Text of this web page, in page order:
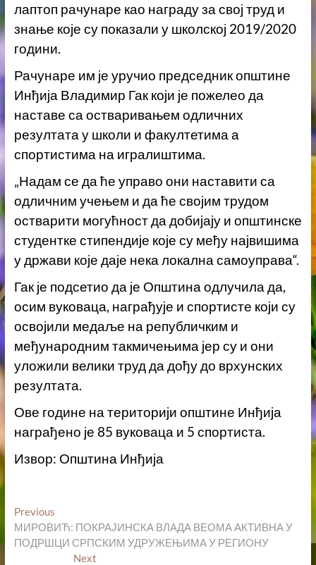
лаптоп рачунаре као награду за свој труд и
знање које су показали у школској 2019/2020
години.
Рачунаре им је уручио председник општине
Инђија Владимир Гак који је пожелео да
наставе са остваривањем одличних
резултата у школи и факултетима а
спортистима на игралиштима.
„Надам се да ће управо они наставити са
одличним учењем и да ће својим трудом
остварити могућност да добијају и општинске
студентке стипендије које су међу највишима
у држави које даје нека локална самоуправа“.
Гак је подсетио да је Општина одлучила да,
осим вуковаца, награђује и спортисте који су
освојили медаље на републичким и
међународним такмичењима јер су и они
уложили велики труд да дођу до врхунских
резултата.
Ове године на територији општине Инђија
награђено је 85 вуковаца и 5 спортиста.
Извор: Општина Инђија
Кретање
чланка
PreviousPrevious
post:
МИРОВИЋ: ПОКРАЈИНСКА ВЛАДА ВЕОМА АКТИВНА У
ПОДРШЦИ СРПСКИМ УДРУЖЕЊИМА У РЕГИОНУ
Next